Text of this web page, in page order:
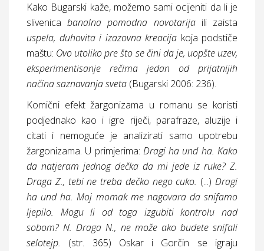
Kako Bugarski kaže, možemo sami ocijeniti da li je
slivenicabanalna pomodna novotarija ili zaista
uspela, duhovita i izazovna kreacija koja podstiče
maštu: Ovo utoliko pre što se čini da je, uopšte uzev,
eksperimentisanje rečima jedan od prijatnijih
načina saznavanja sveta (Bugarski 2006: 236).
Komični efekt žargonizama u romanu se koristi
podjednako kao i igre riječi, parafraze, aluzije i
citati i nemoguće je analizirati samo upotrebu
žargonizama. U primjerima: Dragi ha und ha. Kako
da natjeram jednog dečka da mi jede iz ruke? Z.
Draga Z., tebi ne treba dečko nego cuko. (...)Dragi
ha und ha. Moj momak me nagovara da snifamo
ljepilo. Mogu li od toga izgubiti kontrolu nad
sobom? N. Draga N., ne može ako budete snifali
selotejp. (str. 365) Oskar i Gorčin se igraju